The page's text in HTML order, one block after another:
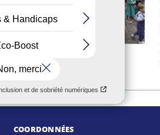
COORDONNÉES